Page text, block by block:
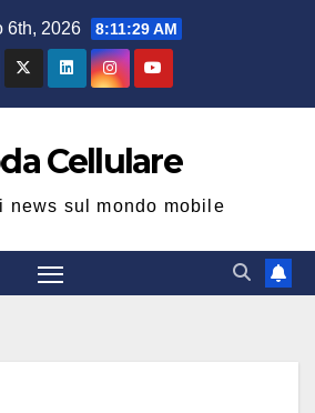
6th, 2026 8:11:30 AM
Cellulare
news sul mondo mobile